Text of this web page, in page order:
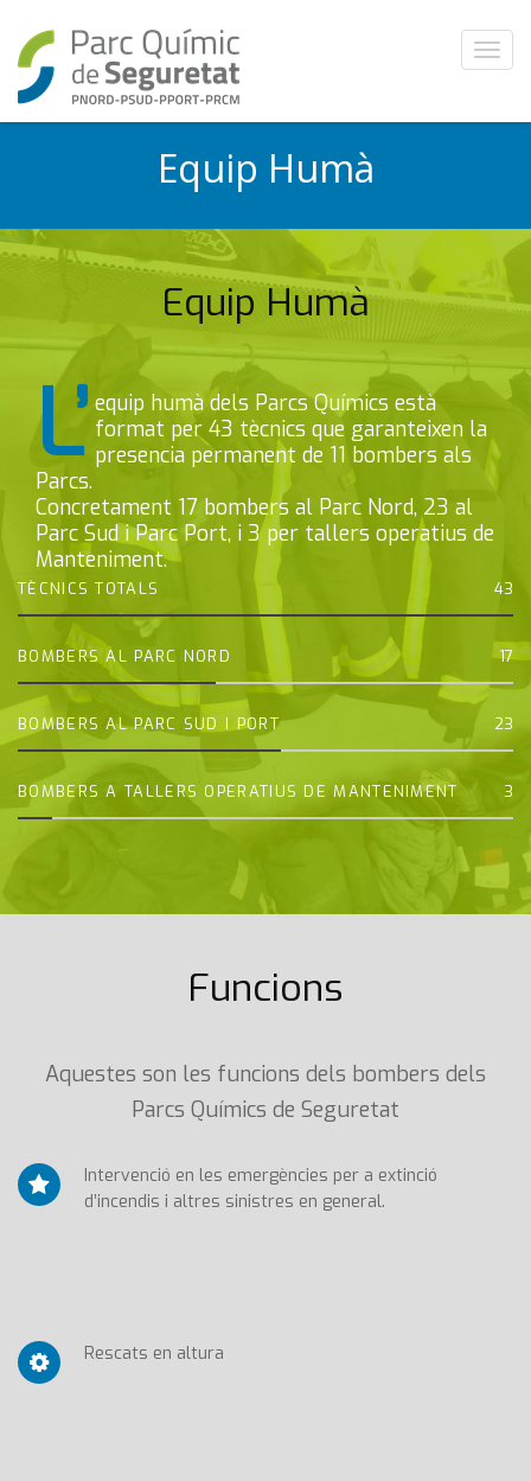
T
a
i
g
i
n
Equip Humà
Equip Humà
L’ equip humà dels Parcs Químics està
format per 43 tècnics que garanteixen la
presencia permanent de 11 bombers als
Parcs.
Concretament 17 bombers al Parc Nord, 23 al
Parc Sud i Parc Port, i 3 per tallers operatius de
Manteniment.
TÈCNICS TOTALS 43
BOMBERS AL PARC NORD 17
BOMBERS AL PARC SUD I PORT 23
BOMBERS A TALLERS OPERATIUS DE MANTENIMENT 3
Funcions
Aquestes son les funcions dels bombers dels
Parcs Químics de Seguretat
Intervenció en les emergències per a extinció
d’incendis i altres sinistres en general.
Rescats en altura